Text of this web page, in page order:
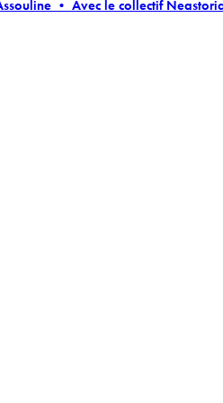
• Avec le collectif